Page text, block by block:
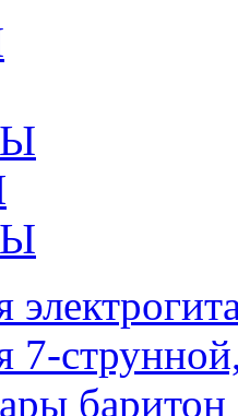
7-
баритон